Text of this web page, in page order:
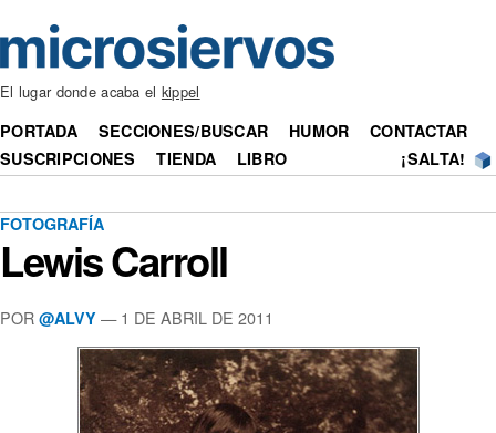
El lugar donde acaba el kippel
PORTADA SECCIONES/BUSCAR HUMOR
CONTACTAR
SUSCRIPCIONES
TIENDA LIBRO ¡SALTA!
FOTOGRAFÍA
Lewis Carroll
POR @ALVY — 1 DE ABRIL DE 2011